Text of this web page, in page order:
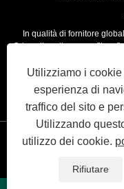
In qualità di fornitore
Odowell sostiene una
focalizzata sulla qualità",
superiori
Collegamenti
Copyright © 2020 Kunshan
Utilizziamo i
esperienza di
traffico del sito e
Utilizzando
utilizzo dei cookie.
Rifiutare